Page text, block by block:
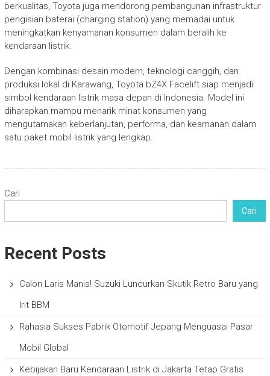
berkualitas, Toyota juga mendorong pembangunan infrastruktur
pengisian baterai (charging station) yang memadai untuk
meningkatkan kenyamanan konsumen dalam beralih ke
kendaraan listrik.
Dengan kombinasi desain modern, teknologi canggih, dan
produksi lokal di Karawang, Toyota bZ4X Facelift siap menjadi
simbol kendaraan listrik masa depan di Indonesia. Model ini
diharapkan mampu menarik minat konsumen yang
mengutamakan keberlanjutan, performa, dan keamanan dalam
satu paket mobil listrik yang lengkap.
Cari
Cari
Recent Posts
Calon Laris Manis! Suzuki Luncurkan Skutik Retro Baru yang
Irit BBM
Rahasia Sukses Pabrik Otomotif Jepang Menguasai Pasar
Mobil Global
Kebijakan Baru Kendaraan Listrik di Jakarta Tetap Gratis